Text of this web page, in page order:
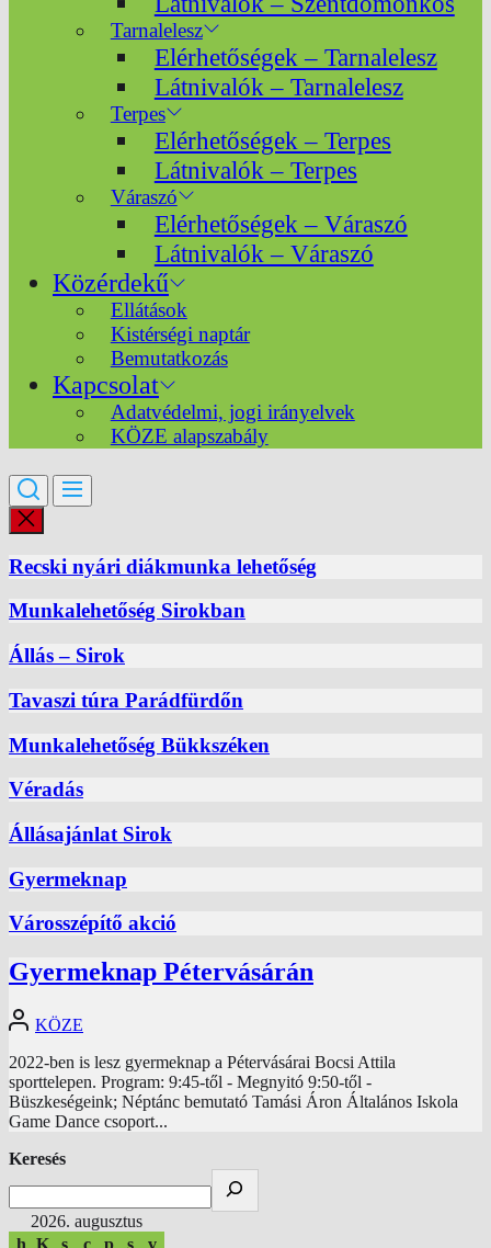
Tarnalelesz
Elérhetőségek – Tarnalelesz
Látnivalók – Tarnalelesz
Terpes
Elérhetőségek – Terpes
Látnivalók – Terpes
Váraszó
Elérhetőségek – Váraszó
Látnivalók – Váraszó
Közérdekű
Ellátások
Kistérségi naptár
Bemutatkozás
Kapcsolat
Adatvédelmi, jogi irányelvek
KÖZE alapszabály
Recski nyári diákmunka lehetőség
Munkalehetőség Sirokban
Állás – Sirok
Tavaszi túra Parádfürdőn
Munkalehetőség Bükkszéken
Véradás
Állásajánlat Sirok
Gyermeknap
Városszépítő akció
Gyermeknap Pétervásárán
KÖZE
2022-ben is lesz gyermeknap a Pétervásárai Bocsi Attila
sporttelepen. Program: 9:45-től - Megnyitó 9:50-től -
Büszkeségeink; Néptánc bemutató Tamási Áron Általános Iskola
Game Dance csoport...
Keresés
2026. augusztus